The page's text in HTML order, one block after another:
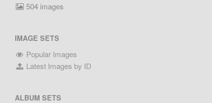
504 images
IMAGE SETS
Popular Images
Latest Images by ID
ALBUM SETS